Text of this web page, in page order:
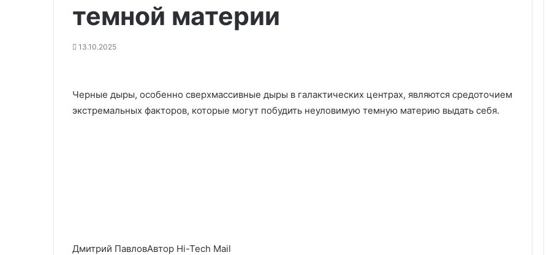
темной материи
13.10.2025
Черные дыры, особенно сверхмассивные дыры в галактических центрах, являются средоточием
экстремальных факторов, которые могут побудить неуловимую темную материю выдать себя.
Дмитрий ПавловАвтор Hi-Tech Mail